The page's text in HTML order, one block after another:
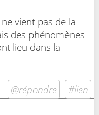
vient pas de la
des phénomènes
lieu dans la
@répondre #lien